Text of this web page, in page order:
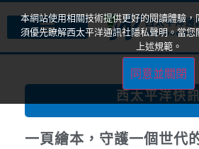
西太平洋快訊
一頁繪本，守護一個世代
本網站使用相關技術提供更好的閱讀體驗
須優先瞭解西太平洋通訊社隱私聲明。當
上述規範。
同意並關閉